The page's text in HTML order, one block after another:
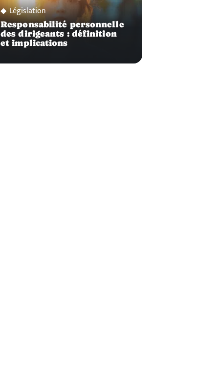
Législation
Responsabilité personnelle
des dirigeants : définition
et implications